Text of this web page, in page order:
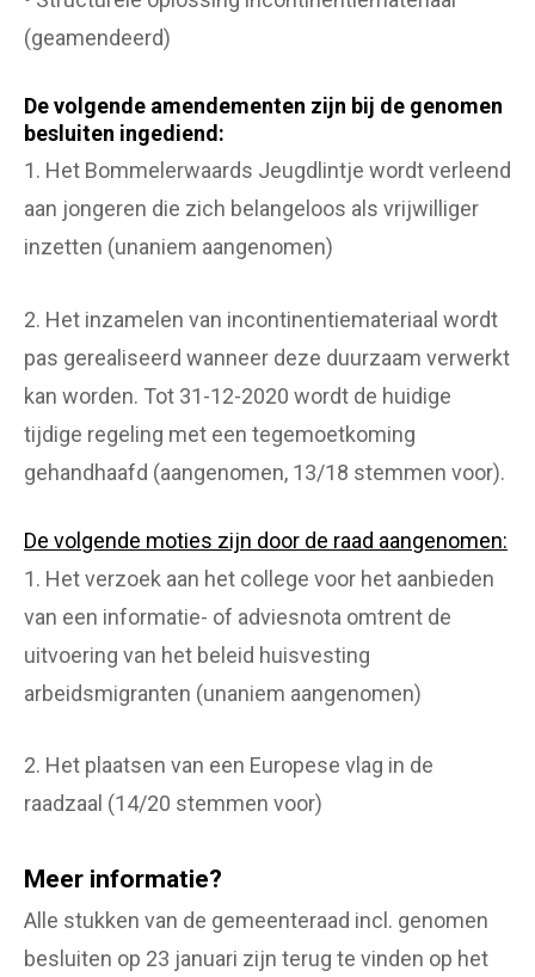
(geamendeerd)
De volgende amendementen zijn bij de genomen
besluiten ingediend:
1. Het Bommelerwaards Jeugdlintje wordt verleend
aan jongeren die zich belangeloos als vrijwilliger
inzetten (unaniem aangenomen)
2. Het inzamelen van incontinentiemateriaal wordt
pas gerealiseerd wanneer deze duurzaam verwerkt
kan worden. Tot 31-12-2020 wordt de huidige
tijdige regeling met een tegemoetkoming
gehandhaafd (aangenomen, 13/18 stemmen voor).
De volgende moties zijn door de raad aangenomen:
1. Het verzoek aan het college voor het aanbieden
van een informatie- of adviesnota omtrent de
uitvoering van het beleid huisvesting
arbeidsmigranten (unaniem aangenomen)
2. Het plaatsen van een Europese vlag in de
raadzaal (14/20 stemmen voor)
Meer informatie?
Alle stukken van de gemeenteraad incl. genomen
besluiten op 23 januari zijn terug te vinden op het